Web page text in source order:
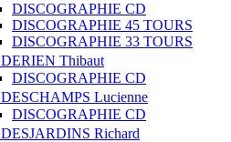
DISCOGRAPHIE CD
DISCOGRAPHIE 45 TOURS
DISCOGRAPHIE 33 TOURS
DERIEN Thibaut
DISCOGRAPHIE CD
DESCHAMPS Lucienne
DISCOGRAPHIE CD
DESJARDINS Richard